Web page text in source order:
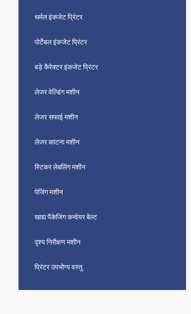
थर्मल इंकजेट प्रिंटर
पोर्टेबल इंकजेट प्रिंटर
बड़े कैरेक्टर इंकजेट प्रिंटर
लेजर वेल्डिंग मशीन
लेजर सफाई मशीन
लेजर काटना मशीन
स्टिकर लेबलिंग मशीन
पेजिंग मशीन
खाद्य पैकेजिंग कन्वेयर बेल्ट
दृश्य निरीक्षण मशीन
प्रिंटर उपभोग्य वस्तु